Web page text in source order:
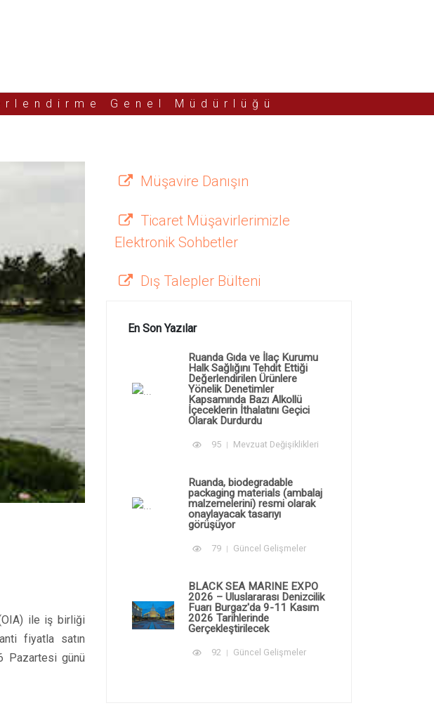
Genel Müdürlüğü
ile iş birliği
fiyatla satın
Pazartesi günü
Müşavire Danışın
Ticaret Müşavirlerimizle
Elektronik Sohbetler
Dış Talepler Bülteni
En Son Yazılar
Ruanda Gıda ve İlaç Kurumu
Halk Sağlığını Tehdit Ettiği
Değerlendirilen Ürünlere
Yönelik Denetimler
Kapsamında Bazı Alkollü
İçeceklerin İthalatını Geçici
Olarak Durdurdu
95 Mevzuat Değişiklikleri
Ruanda, biodegradable
packaging materials (ambalaj
malzemelerini) resmi olarak
onaylayacak tasarıyı
görüşüyor
79 Güncel Gelişmeler
BLACK SEA MARINE EXPO
2026 – Uluslararası Denizcilik
Fuarı Burgaz'da 9-11 Kasım
2026 Tarihlerinde
Gerçekleştirilecek
92 Güncel Gelişmeler